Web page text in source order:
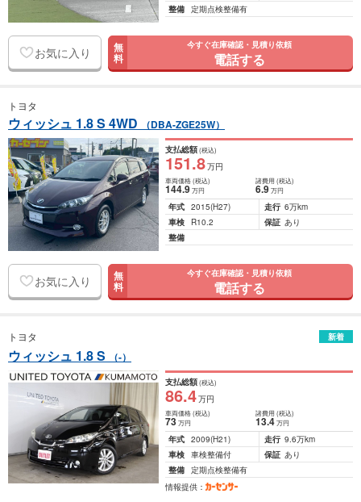
整備 定期点検整備有
お気に入り 無
料
今すぐ在庫確認・見積り依頼
電話する
トヨタ
ウィッシュ 1.8 S 4WD （DBA-ZGE25W）
支払総額(税込)
151.8万円
車両価格(税込)
144.9万円
諸費用 (税込)
6.9 万円
年式 2015(H27) 走行 6万km
車検
R10.2 保証 あり
整備
お気に入り 無
料
今すぐ在庫確認・見積り依頼
電話する
トヨタ 新着
ウィッシュ 1.8 S （-）
支払総額(税込)
86.4万円
車両価格(税込)
73万円
諸費用 (税込)
13.4 万円
年式 2009(H21) 走行 9.6万km
車検 車検整備付 保証 あり
整備 定期点検整備有
情報提供：